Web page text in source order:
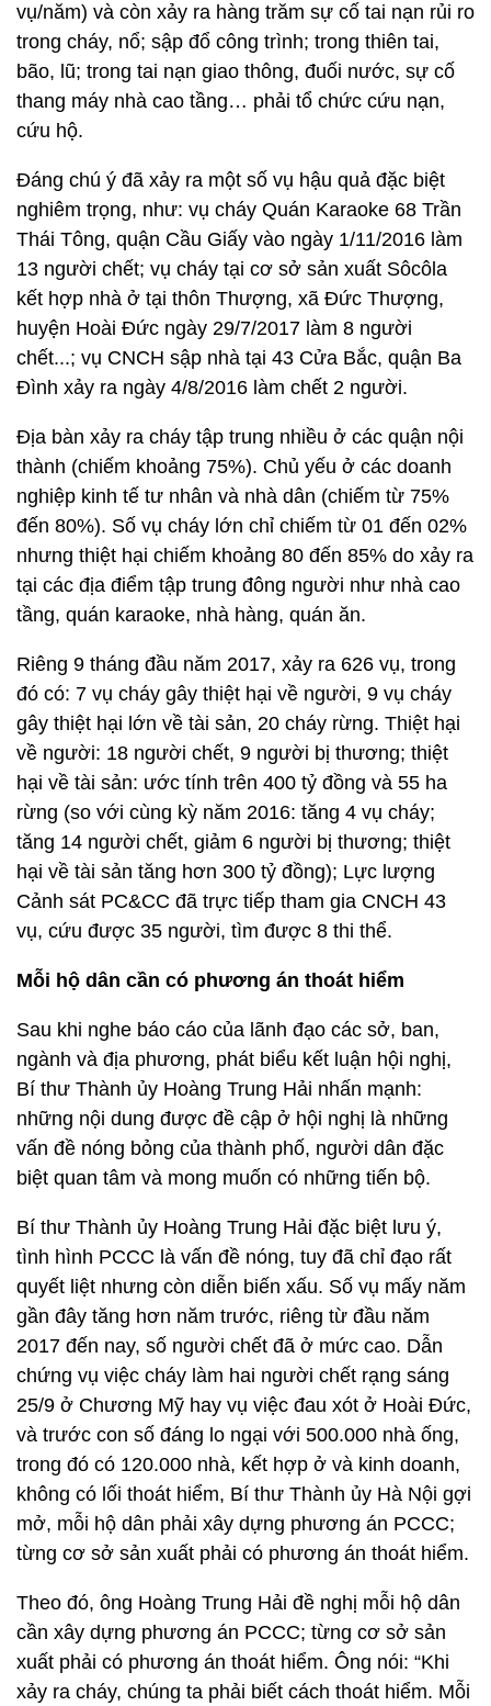
vụ/năm) và còn xảy ra hàng trăm sự cố tai nạn rủi ro
trong cháy, nổ; sập đổ công trình; trong thiên tai,
bão, lũ; trong tai nạn giao thông, đuối nước, sự cố
thang máy nhà cao tầng… phải tổ chức cứu nạn,
cứu hộ.
Đáng chú ý đã xảy ra một số vụ hậu quả đặc biệt
nghiêm trọng, như: vụ cháy Quán Karaoke 68 Trần
Thái Tông, quận Cầu Giấy vào ngày 1/11/2016 làm
13 người chết; vụ cháy tại cơ sở sản xuất Sôcôla
kết hợp nhà ở tại thôn Thượng, xã Đức Thượng,
huyện Hoài Đức ngày 29/7/2017 làm 8 người
chết...; vụ CNCH sập nhà tại 43 Cửa Bắc, quận Ba
Đình xảy ra ngày 4/8/2016 làm chết 2 người.
Địa bàn xảy ra cháy tập trung nhiều ở các quận nội
thành (chiếm khoảng 75%). Chủ yếu ở các doanh
nghiệp kinh tế tư nhân và nhà dân (chiếm từ 75%
đến 80%). Số vụ cháy lớn chỉ chiếm từ 01 đến 02%
nhưng thiệt hại chiếm khoảng 80 đến 85% do xảy ra
tại các địa điểm tập trung đông người như nhà cao
tầng, quán karaoke, nhà hàng, quán ăn.
Riêng 9 tháng đầu năm 2017, xảy ra 626 vụ, trong
đó có: 7 vụ cháy gây thiệt hại về người, 9 vụ cháy
gây thiệt hại lớn về tài sản, 20 cháy rừng. Thiệt hại
về người: 18 người chết, 9 người bị thương; thiệt
hại về tài sản: ước tính trên 400 tỷ đồng và 55 ha
rừng (so với cùng kỳ năm 2016: tăng 4 vụ cháy;
tăng 14 người chết, giảm 6 người bị thương; thiệt
hại về tài sản tăng hơn 300 tỷ đồng); Lực lượng
Cảnh sát PC&CC đã trực tiếp tham gia CNCH 43
vụ, cứu được 35 người, tìm được 8 thi thể.
Mỗi hộ dân cần có phương án thoát hiểm
Sau khi nghe báo cáo của lãnh đạo các sở, ban,
ngành và địa phương, phát biểu kết luận hội nghị,
Bí thư Thành ủy Hoàng Trung Hải nhấn mạnh:
những nội dung được đề cập ở hội nghị là những
vấn đề nóng bỏng của thành phố, người dân đặc
biệt quan tâm và mong muốn có những tiến bộ.
Bí thư Thành ủy Hoàng Trung Hải đặc biệt lưu ý,
tình hình PCCC là vấn đề nóng, tuy đã chỉ đạo rất
quyết liệt nhưng còn diễn biến xấu. Số vụ mấy năm
gần đây tăng hơn năm trước, riêng từ đầu năm
2017 đến nay, số người chết đã ở mức cao. Dẫn
chứng vụ việc cháy làm hai người chết rạng sáng
25/9 ở Chương Mỹ hay vụ việc đau xót ở Hoài Đức,
và trước con số đáng lo ngại với 500.000 nhà ống,
trong đó có 120.000 nhà, kết hợp ở và kinh doanh,
không có lối thoát hiểm, Bí thư Thành ủy Hà Nội gợi
mở, mỗi hộ dân phải xây dựng phương án PCCC;
từng cơ sở sản xuất phải có phương án thoát hiểm.
Theo đó, ông Hoàng Trung Hải đề nghị mỗi hộ dân
cần xây dựng phương án PCCC; từng cơ sở sản
xuất phải có phương án thoát hiểm. Ông nói: “Khi
xảy ra cháy, chúng ta phải biết cách thoát hiểm. Mỗi